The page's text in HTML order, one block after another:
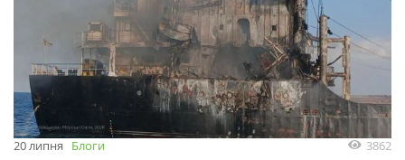
20 липня Блоги 3862